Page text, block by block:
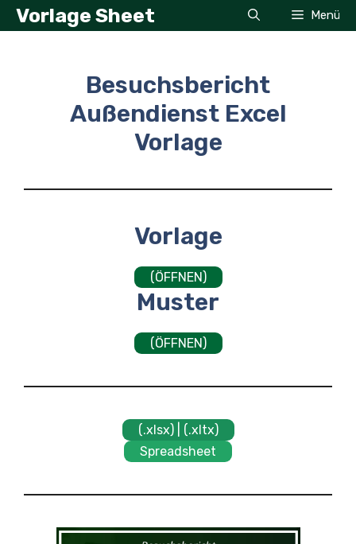
Zum
Inhalt
Vorlage Sheet Menü
Besuchsbericht
Außendienst Excel
Vorlage
Vorlage
(ÖFFNEN)
Muster
(ÖFFNEN)
(.xlsx) | (.xltx)
Spreadsheet